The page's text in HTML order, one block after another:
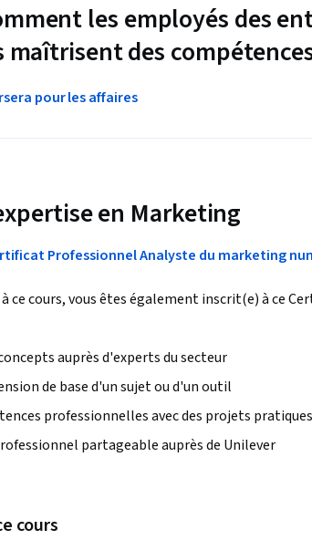
les employés des
maîtrisent des
pour les affaires
en Marketing
Professionnel Analyste du marketing
ce cours, vous êtes également inscrit(e) à ce
auprès d'experts du secteur
de base d'un sujet ou d'un outil
professionnelles avec des projets pratiques
partageable auprès de Unilever
cours